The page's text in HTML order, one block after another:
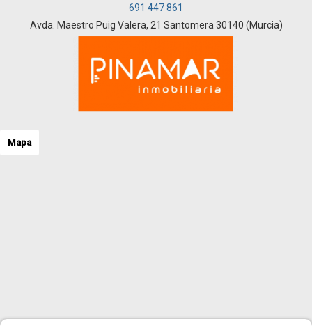
691 447 861
Avda. Maestro Puig Valera, 21 Santomera 30140 (Murcia)
Mapa